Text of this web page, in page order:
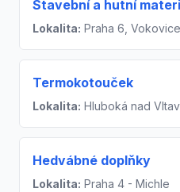
Stavební a hutní
Lokalita: Praha 6, Vokovice
Termokotouček
Lokalita: Hluboká nad
Hedvábné doplňky
Lokalita: Praha 4 - Michle